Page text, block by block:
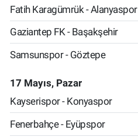
Fatih Karagümrük - Alanyaspor
Gaziantep FK - Başakşehir
Samsunspor - Göztepe
17 Mayıs, Pazar
Kayserispor - Konyaspor
Fenerbahçe - Eyüpspor